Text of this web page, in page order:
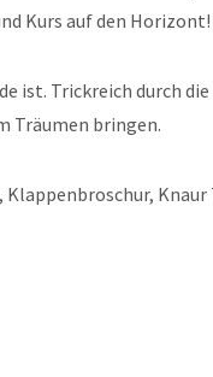
Kurs auf den Horizont!
ist. Trickreich durch
Träumen bringen.
Knaur